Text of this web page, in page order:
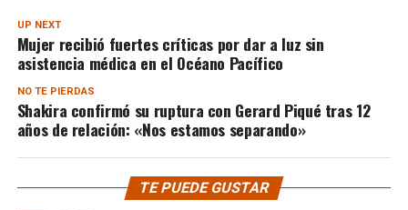
UP NEXT
Mujer recibió fuertes críticas por dar a luz sin
asistencia médica en el Océano Pacífico
NO TE PIERDAS
Shakira confirmó su ruptura con Gerard Piqué tras 12
años de relación: «Nos estamos separando»
TE PUEDE GUSTAR